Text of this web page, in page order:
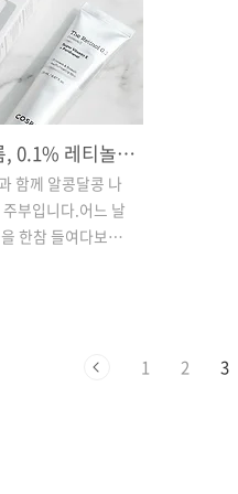
심해서, 아침마다
"아이고 무릎이
요. 서로 어깨 주물
주는 게 우리 부
어버린 요즘, 더 이
싶어서 코스트코
관절 영양제를 집
한미양행 콘드로이
트에 담으면서도
달라질까?' 싶었
원대라니 커피 ..
50대 미간 주름, 0.1% 레티놀로 해결? 코스알엑스 4주 내돈내산 후기
함께 알콩달콩 나
부입니다.어느 날
한참 들여다보더
이 무슨 일인가 싶
것 같아 저도 마음
1 2 3